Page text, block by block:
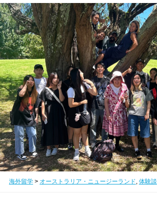
海外留学> オーストラリア・ニュージーランド, 体験談